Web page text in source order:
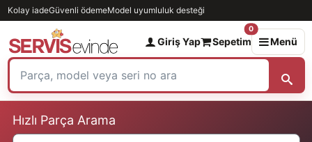
Kolay iadeGüvenli ödemeModel uyumluluk desteği
Giriş Yap Sepetim
0
Menü
Hızlı Parça Arama